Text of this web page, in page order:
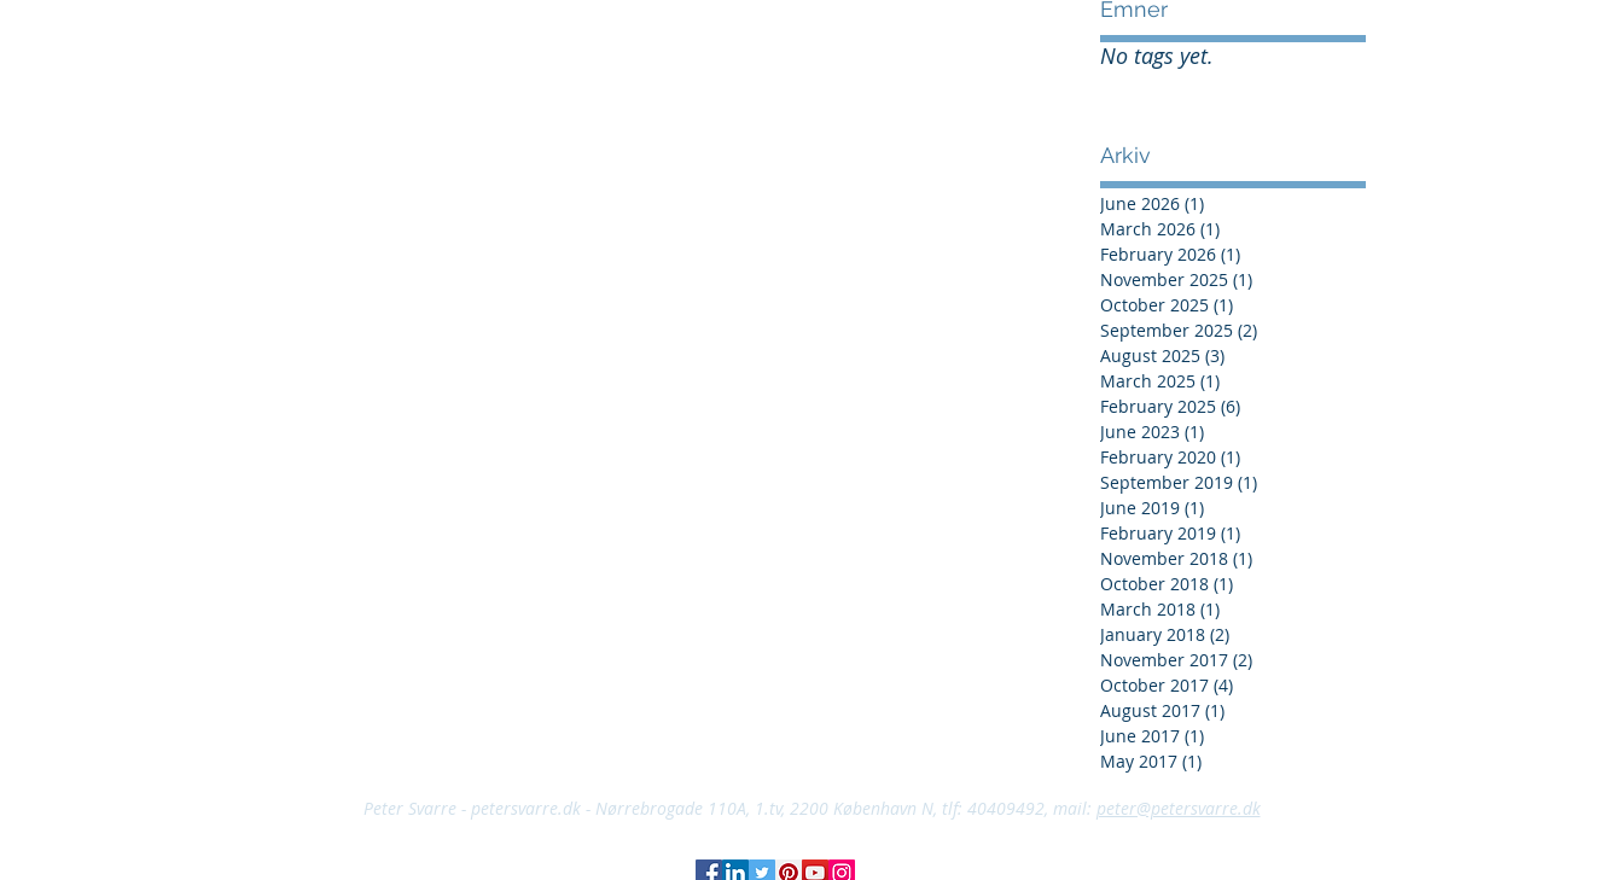
Emner
No tags yet.
Arkiv
June 2026 (1)
March 2026 (1)
February 2026 (1)
November 2025 (1)
October 2025 (1)
September 2025 (2)
August 2025 (3)
March 2025 (1)
February 2025 (6)
June 2023 (1)
February 2020 (1)
September 2019 (1)
June 2019 (1)
February 2019 (1)
November 2018 (1)
October 2018 (1)
March 2018 (1)
January 2018 (2)
November 2017 (2)
October 2017 (4)
August 2017 (1)
June 2017 (1)
May 2017 (1)
Peter Svarre - petersvarre.dk - Nørrebrogade 110A, 1.tv, 2200 København N, tlf: 40409492, mail: peter@petersvarre.dk